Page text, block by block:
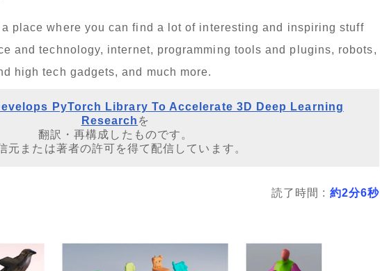
a place where you can find a lot of interesting and inspiring stuff
and technology, internet, programming tools and plugins, robots,
high tech gadgets, and much more.
PyTorch Library To Accelerate 3D Deep Learning
Research を
翻訳・再構成したものです。
元または著者の許可を得て配信しています。
読了時間 : 約2分6秒